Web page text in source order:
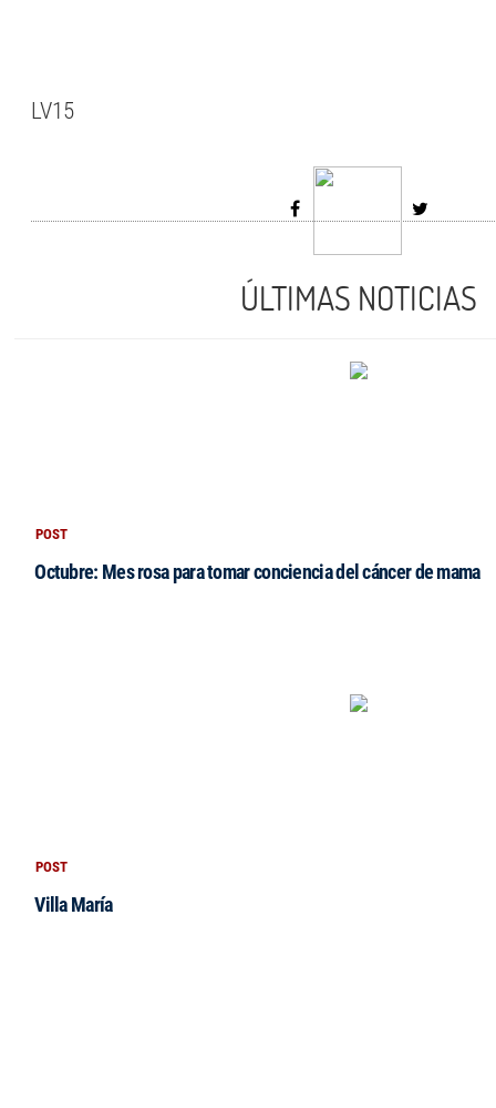
LV15
ÚLTIMAS NOTICIAS
POST
Octubre: Mes rosa para tomar conciencia del cáncer de mama
POST
Villa María